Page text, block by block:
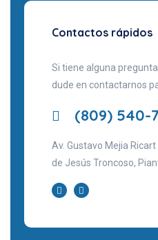
Contactos rápidos
Si tiene alguna
dude en contactarnos
(809) 540-
Av. Gustavo Mejia
de Jesús Troncoso,